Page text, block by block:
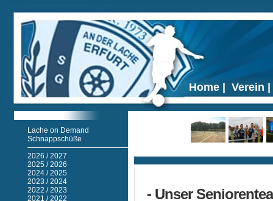
Home Verein
Lache on Demand
Schnappschüße
2026 / 2027
2025 / 2026
2024 / 2025
2023 / 2024
2022 / 2023
2021 / 2022
- Unser